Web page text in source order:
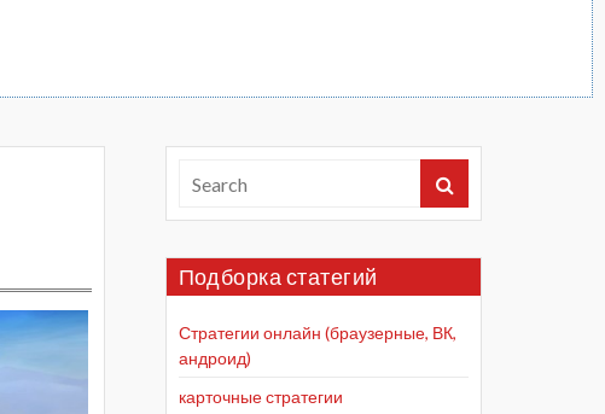
Подборка статегий
Стратегии онлайн (браузерные, ВК,
андроид)
карточные стратегии